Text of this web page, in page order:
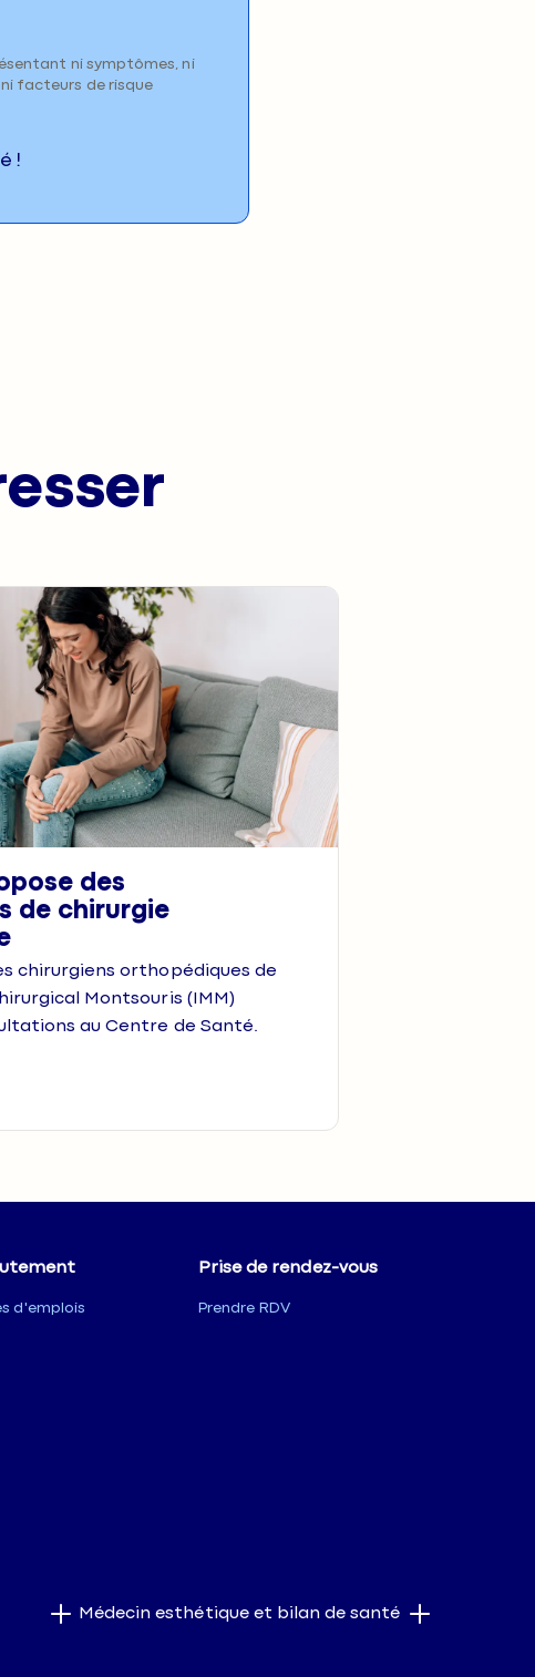
ni symptômes, ni
facteurs de risque
!
des
de chirurgie
chirurgiens orthopédiques de
Montsouris (IMM)
au Centre de Santé.
d'emplois
Prise de rendez-vous
Prendre RDV
Médecin esthétique et bilan de santé